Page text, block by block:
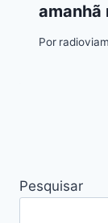
amanhã
Por
Pesquisar